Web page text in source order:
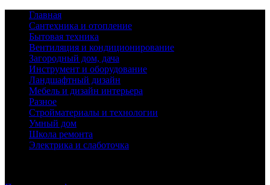
Главная
Сантехника и отопление
Бытовая техника
Вентиляция и кондиционирование
Загородный дом, дача
Инструмент и оборудование
Ландшафтный дизайн
Мебель и дизайн интерьера
Разное
Стройматериалы и технологии
Умный дом
Школа ремонта
Электрика и слаботочка